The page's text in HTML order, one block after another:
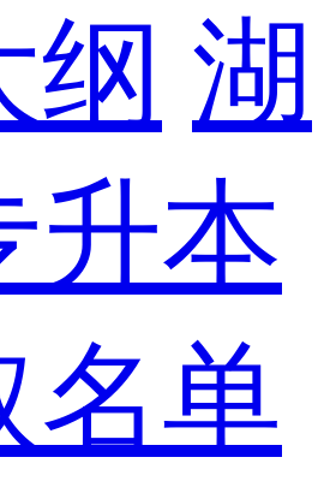
纲 湖
升本
名单